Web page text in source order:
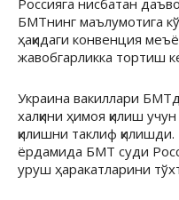
Россияга нисбатан
БМТнинг маълумотига
ҳақидаги конвенция
жавобгарликка тортиш
Украина вакиллари
халқини ҳимоя қилиш
қилишни таклиф қилишди.
ёрдамида БМТ суди
уруш ҳаракатларини